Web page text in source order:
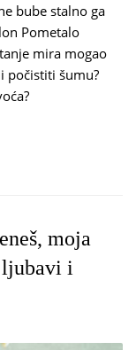
bube stalno ga
Pometalo
mira mogao
počistiti šumu?
moja
i